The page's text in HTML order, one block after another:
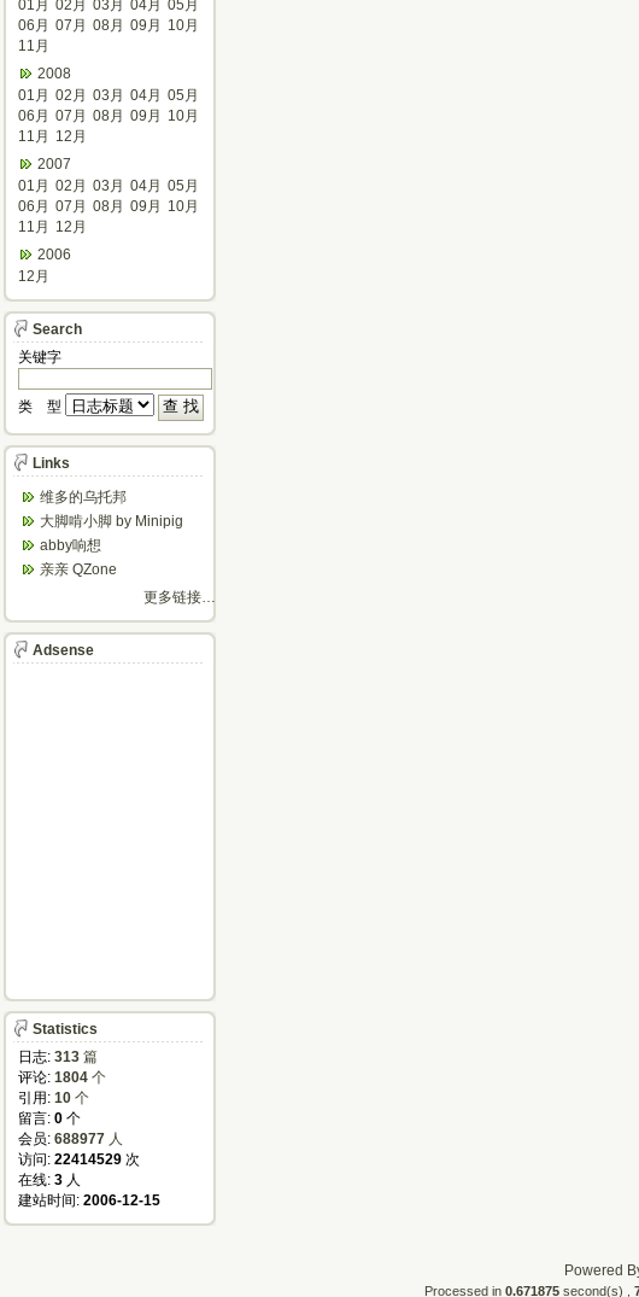
01月 02月 03月 04月 05月
06月 07月 08月 09月
10月
11月
2008
01月 02月 03月 04月 05月
06月 07月 08月 09月
10月
11月
12月
2007
01月 02月 03月 04月 05月
06月 07月 08月 09月
10月
11月
12月
2006
12月
Search
关键字
类 型
Links
维多的乌托邦
大脚啃小脚 by Minipig
abby响想
亲亲 QZone
更多链接…
Adsense
Statistics
日志: 313 篇
评论: 1804 个
引用: 10 个
留言: 0 个
会员: 688977 人
访问: 22414529 次
在线: 3 人
建站时间: 2006-12-15
Powered
Processed in 0.671875 second(s) ,